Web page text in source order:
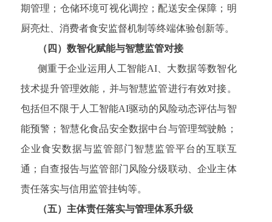
期管理；仓储环境可视化调控；配送安全保障；明
厨亮灶、消费者食安监督机制等终端体验创新等。
（四）数智化赋能与智慧监管对接
侧重于企业运用人工智能AI、大数据等数智化
技术提升管理效能，并与智慧监管进行有效对接。
包括但不限于人工智能AI驱动的风险动态评估与智
能预警；智慧化食品安全数据中台与管理驾驶舱；
企业食安数据与监管部门智慧监管平台的互联互
通；自查报告与监管部门风险分级联动、企业主体
责任落实与信用监管挂钩等。
（五）主体责任落实与管理体系升级